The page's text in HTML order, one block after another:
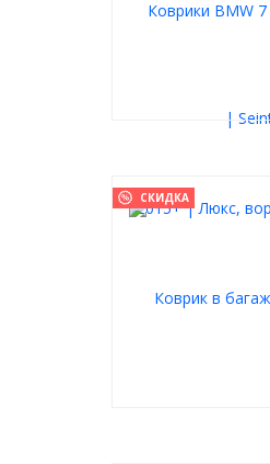
СКИДКА